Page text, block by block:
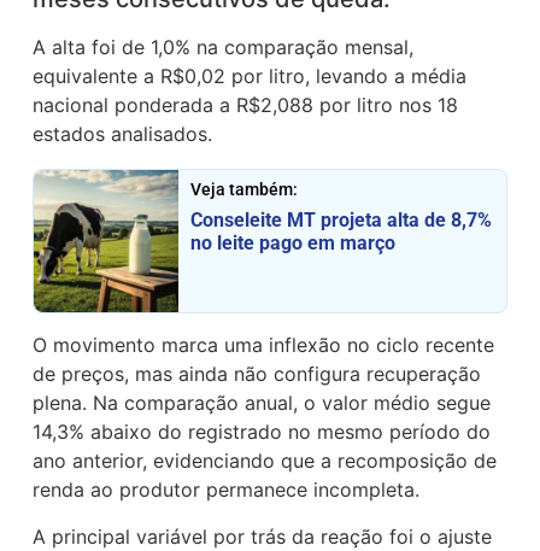
A alta foi de 1,0% na comparação mensal,
equivalente a R$0,02 por litro, levando a média
nacional ponderada a R$2,088 por litro nos 18
estados analisados.
Veja também:
Conseleite MT projeta alta de 8,7%
no leite pago em março
O movimento marca uma inflexão no ciclo recente
de preços, mas ainda não configura recuperação
plena. Na comparação anual, o valor médio segue
14,3% abaixo do registrado no mesmo período do
ano anterior, evidenciando que a recomposição de
renda ao produtor permanece incompleta.
A principal variável por trás da reação foi o ajuste